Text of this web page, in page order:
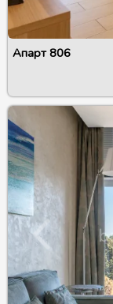
Апарт806